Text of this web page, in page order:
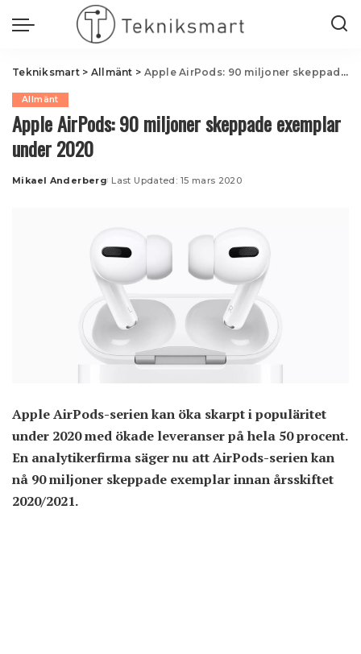
Tekniksmart> Allmänt > Apple AirPods: 90 miljoner skeppade exemplar under 2020
Allmänt
Apple AirPods: 90 miljoner skeppade exemplar
under 2020
Posted
Mikael Anderberg Last Updated: 15 mars 2020
Apple AirPods-serien kan öka skarpt i populäritet
under 2020 med ökade leveranser på hela 50 procent.
En analytikerfirma säger nu att AirPods-serien kan
nå 90 miljoner skeppade exemplar innan årsskiftet
2020/2021.